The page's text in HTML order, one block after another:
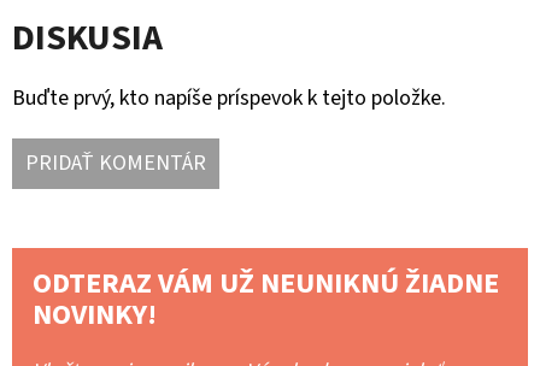
DISKUSIA
Buďte prvý, kto napíše príspevok k tejto položke.
PRIDAŤ KOMENTÁR
ODTERAZ VÁM UŽ NEUNIKNÚ ŽIADNE
NOVINKY!